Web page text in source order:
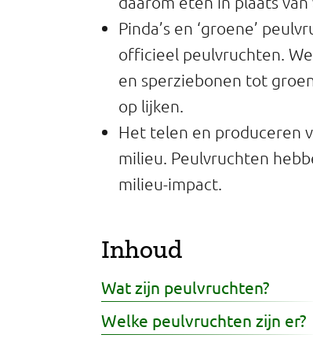
ProfessionalsPinda’s en ‘groene’
officieel peulvruchten.
en sperziebonen tot
op lijken.
Het telen en produceren
milieu. Peulvruchten
milieu-impact.
Inhoud
Wat zijn peulvruchten?
Welke peulvruchten zijn er?